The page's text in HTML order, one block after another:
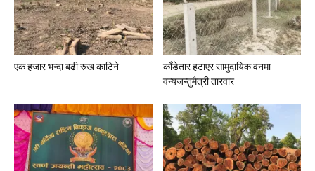
एक हजार भन्दा बढी रुख काटिने
काँडेतार हटाएर सामुदायिक वनमा
वन्यजन्तुमैत्री तारवार